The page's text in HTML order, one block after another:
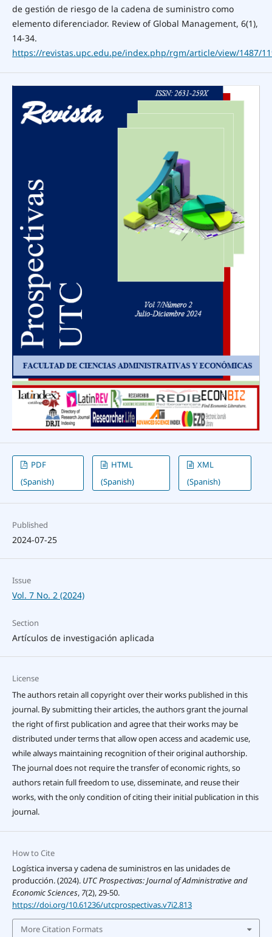
de gestión de riesgo de la cadena de suministro como
elemento diferenciador. Review of Global Management, 6(1),
14-34.
https://revistas.upc.edu.pe/index.php/rgm/article/view/1487/
PDF
(Spanish)
HTML
(Spanish)
XML
(Spanish)
Published
2024-07-25
Issue
Vol. 7 No. 2 (2024)
Section
Artículos de investigación aplicada
License
The authors retain all copyright over their works published in this
journal. By submitting their articles, the authors grant the journal
the right of first publication and agree that their works may be
distributed under terms that allow open access and academic use,
while always maintaining recognition of their original authorship.
The journal does not require the transfer of economic rights, so
authors retain full freedom to use, disseminate, and reuse their
works, with the only condition of citing their initial publication in this
journal.
How to Cite
Logística inversa y cadena de suministros en las unidades de
producción. (2024). UTC Prospectivas: Journal of Administrative and
Economic Sciences, 7(2), 29-50.
https://doi.org/10.61236/utcprospectivas.v7i2.813
More Citation Formats